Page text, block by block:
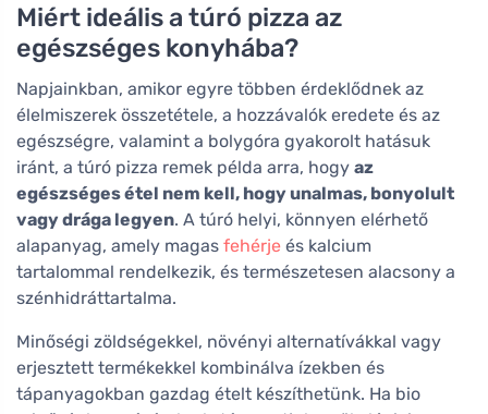
Miért ideális a túró pizza az
egészséges konyhába?
Napjainkban, amikor egyre többen érdeklődnek az
élelmiszerek összetétele, a hozzávalók eredete és az
egészségre, valamint a bolygóra gyakorolt hatásuk
iránt, a túró pizza remek példa arra, hogy az
egészséges étel nem kell, hogy unalmas, bonyolult
vagy drága legyen. A túró helyi, könnyen elérhető
alapanyag, amely magas fehérje és kalcium
tartalommal rendelkezik, és természetesen alacsony a
szénhidráttartalma.
Minőségi zöldségekkel, növényi alternatívákkal vagy
erjesztett termékekkel kombinálva ízekben és
tápanyagokban gazdag ételt készíthetünk. Ha bio